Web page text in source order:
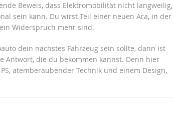
Beweis, dass Elektromobilität nicht langweilig,
sein kann. Du wirst Teil einer neuen Ära, in der
Widerspruch mehr sind.
dein nächstes Fahrzeug sein sollte, dann ist
Antwort, die du bekommen kannst. Denn hier
atemberaubender Technik und einem Design,